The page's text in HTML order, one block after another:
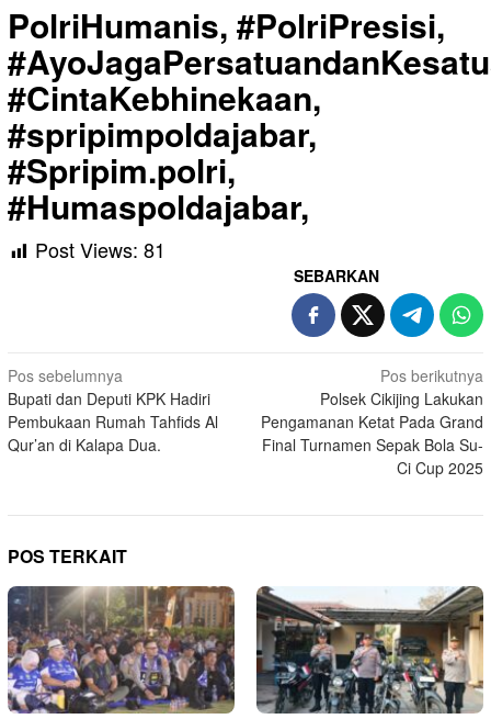
PolriHumanis, #PolriPresisi,
#CintaKebhinekaan,
#spripimpoldajabar,
#Spripim.polri,
#Humaspoldajabar,
Post Views: 81
SEBARKAN
Navigasi
pos
Pos sebelumnya
Bupati dan Deputi KPK Hadiri
Pembukaan Rumah Tahfids Al
Qur’an di Kalapa Dua.
Pos berikutnya
Polsek Cikijing Lakukan
Pengamanan Ketat Pada Grand
Final Turnamen Sepak Bola Su-
Ci Cup 2025
POS TERKAIT